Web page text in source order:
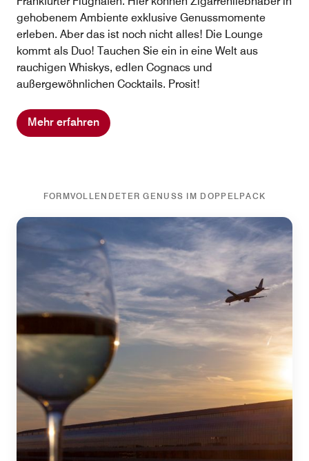
gehobenem Ambiente exklusive Genussmomente
erleben. Aber das ist noch nicht alles! Die Lounge
kommt als Duo! Tauchen Sie ein in eine Welt aus
rauchigen Whiskys, edlen Cognacs und
außergewöhnlichen Cocktails. Prosit!
Mehr erfahren
FORMVOLLENDETER GENUSS IM DOPPELPACK